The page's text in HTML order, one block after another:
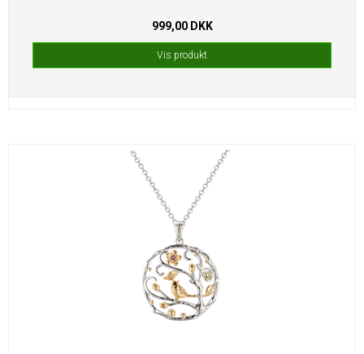
999,00 DKK
Vis produkt